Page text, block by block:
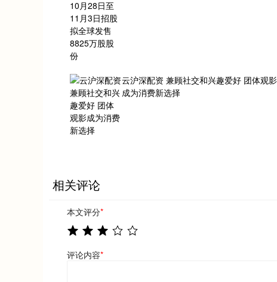
云沪深配资 兼顾社交和兴趣爱好 团体观影
成为消费新选择
相关评论
本文评分*
评论内容*